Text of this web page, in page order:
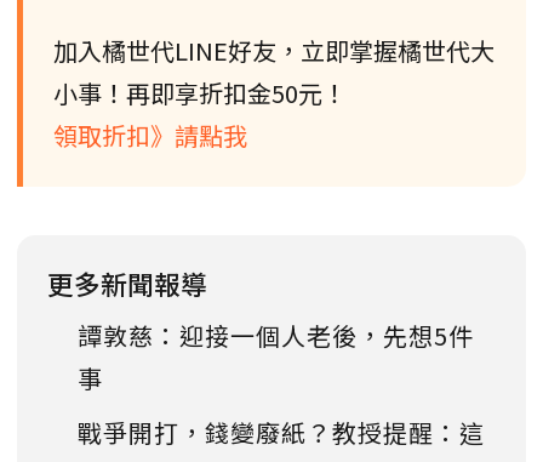
加入橘世代LINE好友，立即掌握橘世代大
小事！再即享折扣金50元！
領取折扣》請點我
更多新聞報導
譚敦慈：迎接一個人老後，先想5件
事
戰爭開打，錢變廢紙？教授提醒：這